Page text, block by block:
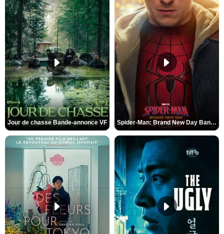
Jour de chasse Bande-annonce VF Spider-Man: Brand New Day Bande-annonce (3) VO STFR